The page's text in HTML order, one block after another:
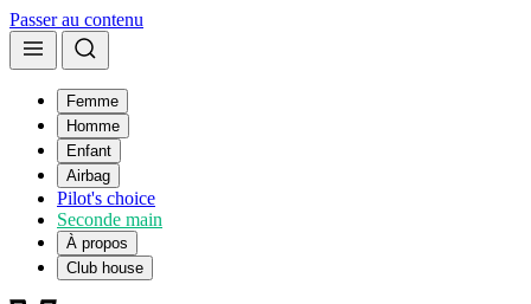
Passer au contenu
Femme
Homme
Enfant
Airbag
Pilot's choice
Seconde main
À propos
Club house